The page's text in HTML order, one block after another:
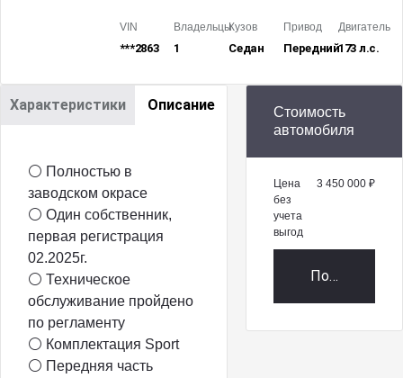
VIN
***2863
Владельцы
1
Кузов
Седан
Привод
Передний
Двигатель
173 л.с.
Характеристики Описание
⚪️ Полностью в
заводском окрасе
⚪️ Один собственник,
первая регистрация
02.2025г.
⚪️ Техническое
обслуживание пройдено
по регламенту
⚪️ Комплектация Sport
⚪️ Передняя часть
Стоимость
автомобиля
Цена
без
учета
выгод
3 450 000 ₽
Получить